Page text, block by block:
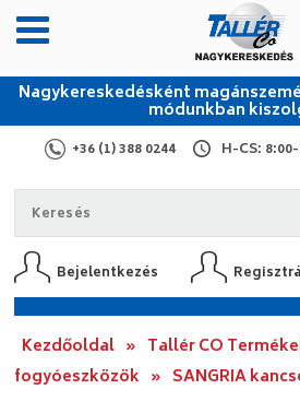
Nagykereskedésként
módunkban
+36 (1) 388 0244 H-CS:
Bejelentkezés
Kezdőoldal » Tallér CO
fogyóeszközök » SANGRIA